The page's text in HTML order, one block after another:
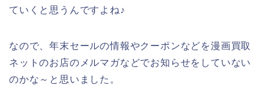
ていくと思うんですよね♪
なので、年末セールの情報やクーポンなどを漫画買取
ネットのお店のメルマガなどでお知らせをしていない
のかな～と思いました。